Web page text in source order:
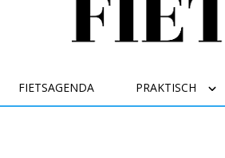
FIETSAGENDA PRAKTISCH